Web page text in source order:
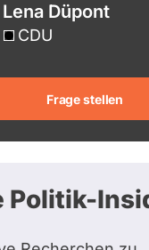
Lena Düpont
CDU
Frage stellen
Politik-